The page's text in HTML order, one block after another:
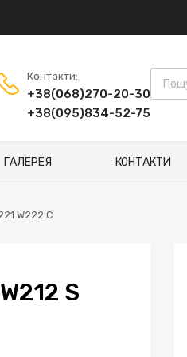
Контакти:
+38(068)270-20-30
+38(095)834-52-75
Пошук
ГАЛЕРЕЯ КОНТАКТИ
W222 C
S